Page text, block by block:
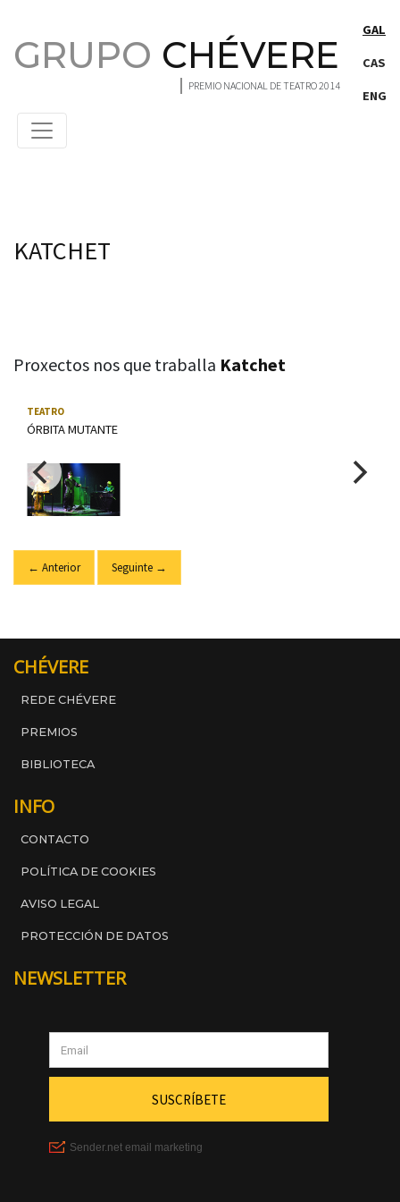
GRUPO CHÉVERE
PREMIO NACIONAL DE TEATRO 2014
GAL
CAS
ENG
Persons
KATCHET
Proxectos nos que traballa Katchet
Usa as teclas frecha esquerda e dereita para navegar; tamén
TEATRO
ÓRBITA MUTANTE
← Anterior Seguinte →
CHÉVERE
REDE CHÉVERE
PREMIOS
BIBLIOTECA
INFO
CONTACTO
POLÍTICA DE COOKIES
AVISO LEGAL
PROTECCIÓN DE DATOS
NEWSLETTER